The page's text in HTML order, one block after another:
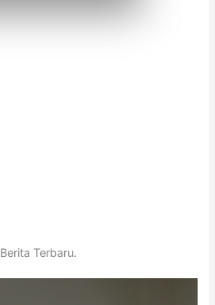
Berita Terbaru.